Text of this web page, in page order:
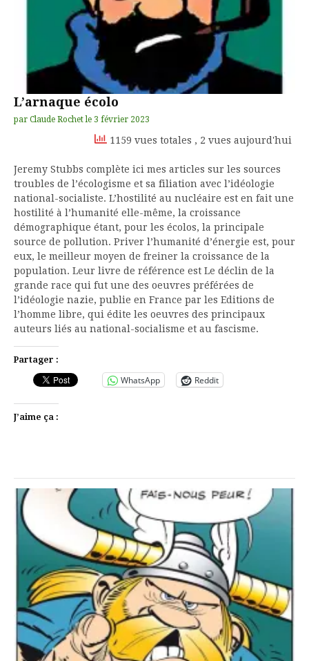
L’arnaque écolo
par Claude Rochet le 3 février 2023
1159 vues totales , 2 vues aujourd'hui
Jeremy Stubbs complète ici mes articles sur les sources
troubles de l’écologisme et sa filiation avec l’idéologie
national-socialiste. L’hostilité au nucléaire est en fait une
hostilité à l’humanité elle-même, la croissance
démographique étant, pour les écolos, la principale
source de pollution. Priver l’humanité d’énergie est, pour
eux, le meilleur moyen de freiner la croissance de la
population. Leur livre de référence est Le déclin de la
grande race qui fut une des oeuvres préférées de
l’idéologie nazie, publie en France par les Editions de
l’homme libre, qui édite les oeuvres des principaux
auteurs liés au national-socialisme et au fascisme.
Partager :
WhatsApp Reddit
J’aime ça :